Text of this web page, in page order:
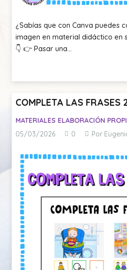
¿Sabías que con Canva puedes
imagen en material didáctico en
👇 👉 Pasar una…
COMPLETA LAS FRASES
MATERIALES ELABORACIÓN
05/03/2026
0 Por